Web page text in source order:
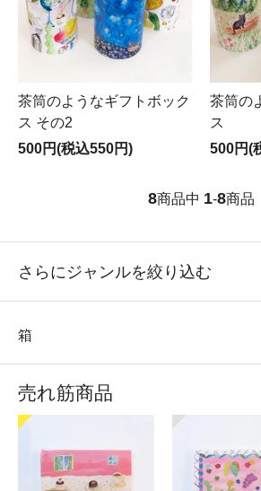
茶筒のようなギフトボック
ス その2
500円(税込550円)
茶筒の
ス
500円(
8商品中 1-8商品
さらにジャンルを絞り込む
箱
売れ筋商品